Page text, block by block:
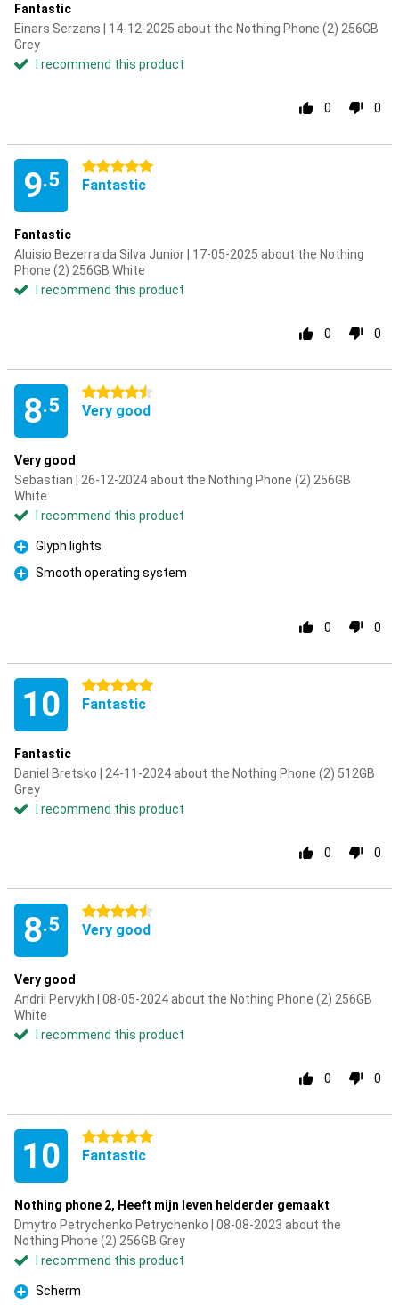
Fantastic
Einars Serzans | 14-12-2025 about the Nothing Phone (2) 256GB
Grey
I recommend this product
0 0
9.5
5 stars
Fantastic
Fantastic
Aluisio Bezerra da Silva Junior | 17-05-2025 about the Nothing
Phone (2) 256GB White
I recommend this product
0 0
8.5
4.5 stars
Very good
Very good
Sebastian | 26-12-2024 about the Nothing Phone (2) 256GB
White
I recommend this product
Pro
Glyph lights
Pro
Smooth operating system
0 0
10 5 stars
Fantastic
Fantastic
Daniel Bretsko | 24-11-2024 about the Nothing Phone (2) 512GB
Grey
I recommend this product
0 0
8.5
4.5 stars
Very good
Very good
Andrii Pervykh | 08-05-2024 about the Nothing Phone (2) 256GB
White
I recommend this product
0 0
10 5 stars
Fantastic
Nothing phone 2, Heeft mijn leven helderder gemaakt
Dmytro Petrychenko Petrychenko | 08-08-2023 about the
Nothing Phone (2) 256GB Grey
I recommend this product
Pro
Scherm